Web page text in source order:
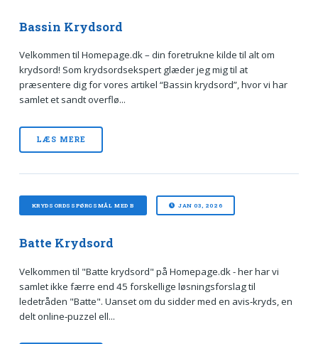
Bassin Krydsord
Velkommen til Homepage.dk – din foretrukne kilde til alt om
krydsord! Som krydsordsekspert glæder jeg mig til at
præsentere dig for vores artikel “Bassin krydsord”, hvor vi har
samlet et sandt overflø...
LÆS MERE
KRYDSORDSSPØRGSMÅL MED B JAN 03, 2026
Batte Krydsord
Velkommen til "Batte krydsord" på Homepage.dk - her har vi
samlet ikke færre end 45 forskellige løsningsforslag til
ledetråden "Batte". Uanset om du sidder med en avis‑kryds, en
delt online‑puzzel ell...